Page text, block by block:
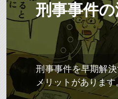
刑事事件
刑事事件を早期解
メリットがあります